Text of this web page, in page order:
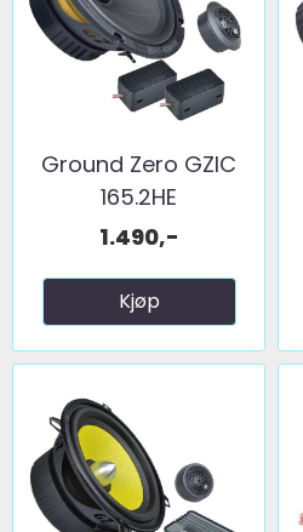
Ground Zero GZIC
165.2HE
1.490,-
Kjøp